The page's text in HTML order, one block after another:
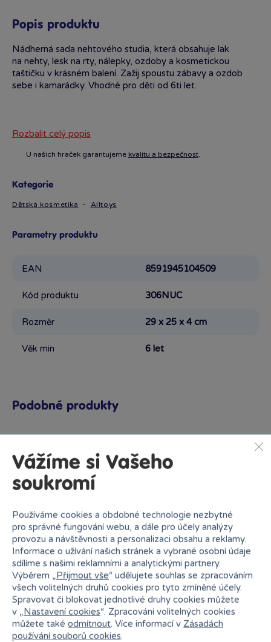
Popis produktu
Nádherná sada nehtového studia, která obsahuje lak
na nehty, lesk na rty, nálepky, ozdoby a kosmetickou
taštičku v krásném balení. Zažij spoustu zábavy a ozdob
sebe i kamarádky. Vhodné pro děti od 6ti let.
Rozbalit celý popis
U našich hraček garantujeme kvalitu a bezpečnost.
Kategorie
Dětská kosmetika Alltoys
Parametry produktu
EAN 8591945104509
Kód produktu 306NUC
Rozměr 29 x 25 x 4 cm
Věk min 6 let
Podobné produkty
Proč nakupovat v Bambuli?
Nejširší sortiment na
trhu
27 kamenných prodejen
Vážíme si Vašeho
soukromí
Používáme cookies a obdobné technologie nezbytné
pro správné fungování webu, a dále pro účely analýzy
provozu a návštěvnosti a personalizaci obsahu a reklamy.
Informace o užívání našich stránek a vybrané osobní údaje
sdílíme s našimi reklamními a analytickými partnery.
Výběrem „Přijmout vše“ udělujete souhlas se zpracováním
všech volitelných druhů cookies pro tyto zmíněné účely.
Spravovat či blokovat jednotlivé druhy cookies můžete
v „Nastavení cookies“. Zpracování volitelných cookies
můžete také odmítnout. Více informací v Zásadách
používání souborů cookies.